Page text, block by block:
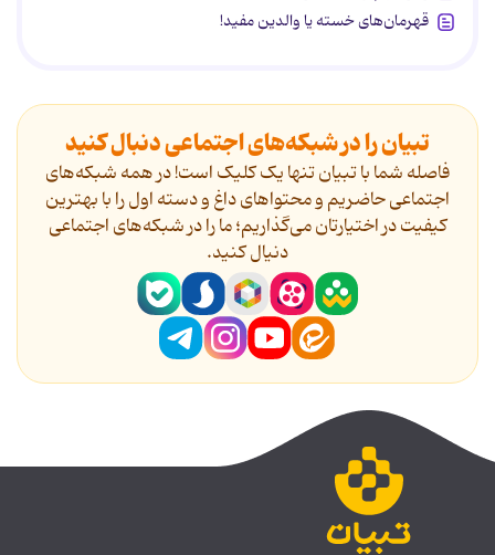
قهرمان‌های خسته یا والدین مفید!
تبیان را در شبکه‌های اجتماعی دنبال کنید
فاصله شما با تبیان تنها یک کلیک است! در همه شبکه‌های
اجتماعی حاضریم و محتواهای داغ و دسته اول را با بهترین
کیفیت در اختیارتان می‌گذاریم؛ ما را در شبکه‌های اجتماعی
دنیال کنید.